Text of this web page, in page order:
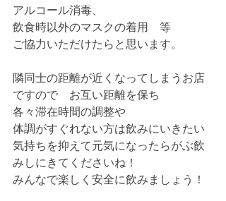
アルコール消毒、
飲食時以外のマスクの着用　等
ご協力いただけたらと思います。
隣同士の距離が近くなってしまうお店
ですので　お互い距離を保ち
各々滞在時間の調整や
体調がすぐれない方は飲みにいきたい
気持ちを抑えて元気になったらがぶ飲
みしにきてくださいね！
みんなで楽しく安全に飲みましょう！